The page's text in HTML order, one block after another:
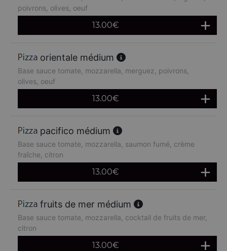
poivrons, olives, oeuf
13.00€
orientale médium
Base sauce tomate, mozzarella, merguez, poivrons,
olives, oeuf
13.00€
pacifico médium
Base sauce tomate, mozzarella, saumon fumé, crème
fraîche, citron
13.00€
fruits de mer médium
Base sauce tomate, mozzarella, cocktail de fruits de mer,
citron
13.00€